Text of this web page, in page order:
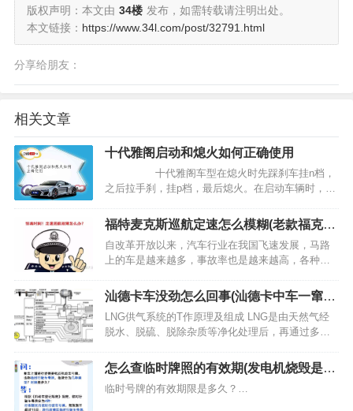
版权声明：本文由 34楼 发布，如需转载请注明出处。
本文链接： https://www.34l.com/post/32791.html
分享给朋友：
相关文章
十代雅阁启动和熄火如何正确使用
十代雅阁车型在熄火时先踩刹车挂n档，
之后拉手刹，挂p档，最后熄火。在启动车辆时，按
福特麦克斯巡航定速怎么模糊(老款福克斯
巡航定速)
自改革开放以来，汽车行业在我国飞速发展，马路
上的车是越来越多，事故率也是越来越高，各种事
们身边。 “定速巡航”相信大家一定不会陌生，简直
是现在车辆的标配啊~上至几百万下…
汕德卡车没劲怎么回事(汕德卡中车一窜一
窜)
LNG供气系统的T作原理及组成 LNG是由天然气经
脱水、脱硫、脱除杂质等净化处理后，再通过多级
到的一种无色、无味、无毒、易蒸发的液体。 作为
车用燃料，与柴油和汽油相比L…
怎么查临时牌照的有效期(发电机烧毁是什
么原因)
临时号牌的有效期限是多久？…